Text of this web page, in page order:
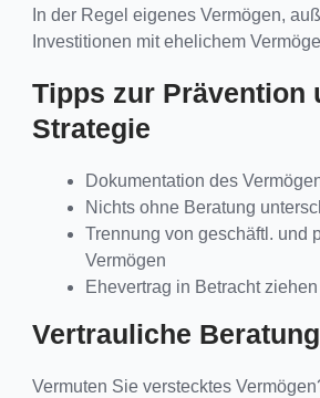
In der Regel eigenes Vermögen,
Investitionen mit ehelichem
Tipps zur Prävention
Strategie
Dokumentation des
Nichts ohne Beratung
Trennung von geschäftl. und
Vermögen
Ehevertrag in Betracht ziehen
Vertrauliche Beratung
Vermuten Sie verstecktes